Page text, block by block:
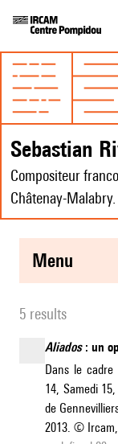
Sebastian
Compositeur
Châtenay-Malabry.
menu
5 results
Aliados: un
Dans le
14, Samedi
de
2013. ©